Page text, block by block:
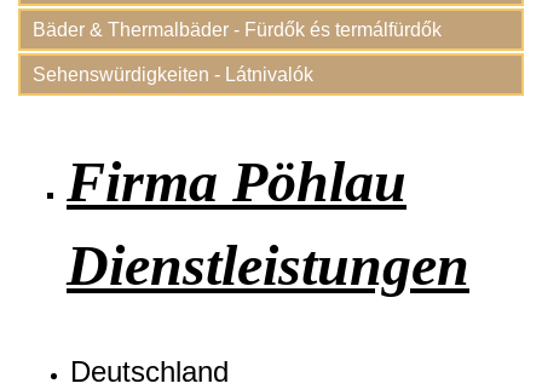
Bäder & Thermalbäder - Fürdők és termálfürdők
Sehenswürdigkeiten - Látnivalók
Firma Pöhlau
Dienstleistungen
Deutschland